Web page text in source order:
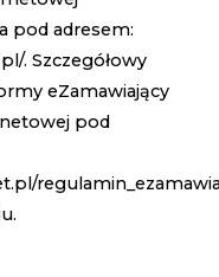
pod adresem:
. Szczegółowy
eZamawiający
pod